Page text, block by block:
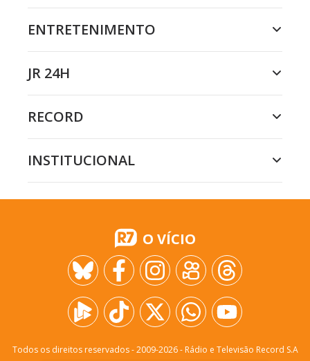
ENTRETENIMENTO
JR 24H
RECORD
INSTITUCIONAL
O VÍCIO
Todos os direitos reservados - 2009-2026- Rádio e Televisão Record S.A